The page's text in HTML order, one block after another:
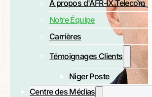
À propos d'AFR-IX Telecom
Notre Équipe
Carrières
Témoignages Clients
Niger Poste
Centre des Médias